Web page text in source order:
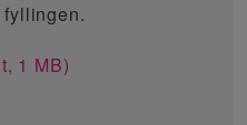
fyllingen.
1 MB)